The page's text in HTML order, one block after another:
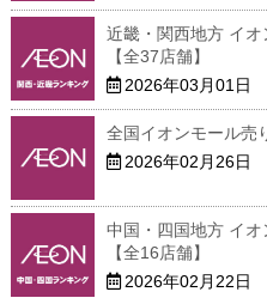
近畿・関西地方 イ
【全37店舗】
2026年03月01日
全国イオンモール売
2026年02月26日
中国・四国地方 イ
【全16店舗】
2026年02月22日